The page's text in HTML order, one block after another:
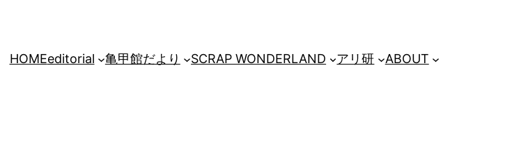
HOMEeditorial 亀甲館だより SCRAP WONDERLAND アリ研 ABOUT